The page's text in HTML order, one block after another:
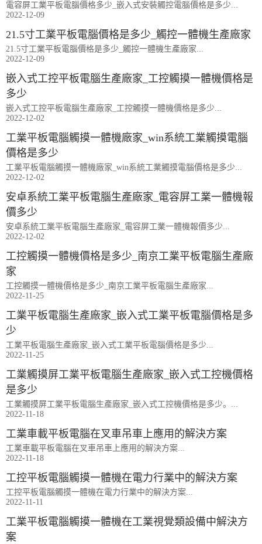
電容屏工業平板電腦價格多少_嵌入式安裝觸控電腦價格是多少...
2022-12-09
21.5寸工業平板電腦價格是多少_觸控一體機生產廠家
21.5寸工業平板電腦價格是多少_觸控一體機生產廠家...
2022-12-09
嵌入式工控平板電腦生產廠家_工控觸摸一體機價格是
多少
嵌入式工控平板電腦生產廠家_工控觸摸一體機價格是多少...
2022-12-02
工業平板電腦觸摸一體機廠家_win系統工業觸摸電腦
價格是多少
工業平板電腦觸摸一體機廠家_win系統工業觸摸電腦價格是多少...
2022-12-02
安卓系統工業平板電腦生產廠家_電容屏工業一體機報
價多少
安卓系統工業平板電腦生產廠家_電容屏工業一體機報價多少...
2022-12-02
工控觸摸一體機價格是多少_南京工業平板電腦生產廠
家
工控觸摸一體機價格是多少_南京工業平板電腦生產廠家...
2022-11-25
工業平板電腦生產廠家_嵌入式工業平板電腦價格是多
少
工業平板電腦生產廠家_嵌入式工業平板電腦價格是多少...
2022-11-25
工業觸摸屏工業平板電腦生產廠家_嵌入式工控機價格
是多少
工業觸摸屏工業平板電腦生產廠家_嵌入式工控機價格是多少。...
2022-11-18
工業車載平板電腦在叉車吊車上應用的解決方案
工業車載平板電腦在叉車吊車上應用的解決方案...
2022-11-18
工控平板電腦觸摸一體機在電力行業中的解決方案
工控平板電腦觸摸一體機在電力行業中的解決方案...
2022-11-11
工業平板電腦觸摸一體機在工業視覺類設備中解決方
案